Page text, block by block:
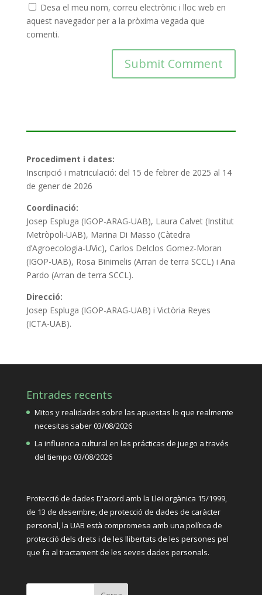
Desa el meu nom, correu electrònic i lloc web en
aquest navegador per a la pròxima vegada que
comenti.
Procediment i dates:
Inscripció i matriculació: del 15 de febrer de 2025 al 14
de gener de 2026
Coordinació:
Josep Espluga (IGOP-ARAG-UAB), Laura Calvet (Institut
Metròpoli-UAB), Marina Di Masso (Càtedra
d’Agroecologia-UVic), Carlos Delclos Gomez-Moran
(IGOP-UAB), Rosa Binimelis (Arran de terra SCCL) i Ana
Pardo (Arran de terra SCCL).
Direcció:
Josep Espluga (IGOP-ARAG-UAB) i Victòria Reyes
(ICTA-UAB).
Entrades recents
Mitos y realidades sobre las apuestas lo que realmente
necesitas saber03/08/2026
La influencia cultural en las prácticas de juego a través
del tiempo 03/08/2026
Protecció de dades D'acord amb la Llei orgànica 15/1999,
de 13 de desembre, de protecció de dades de caràcter
personal, la UAB està compromesa amb una política de
protecció dels drets i de les llibertats de les persones pel
que fa al tractament de les seves dades personals.